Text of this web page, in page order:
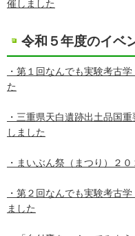
催しました
令和５年度のイベ
・第１回なんでも実験考古
た
・三重県天白遺跡出土品国
しました
・まいぶん祭（まつり）２
・第２回なんでも実験考古
ました